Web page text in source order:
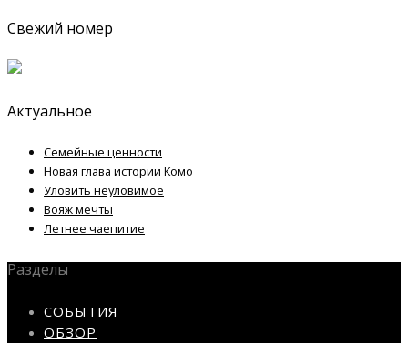
Свежий номер
Актуальное
Семейные ценности
Новая глава истории Комо
Уловить неуловимое
Вояж мечты
Летнее чаепитие
Разделы
СОБЫТИЯ
ОБЗОР